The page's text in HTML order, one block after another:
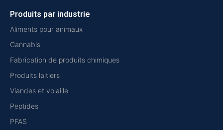
Produits par industrie
Aliments pour animaux
Cannabis
Fabrication de produits chimiques
Produits laitiers
Viandes et volaille
Peptides
PFAS